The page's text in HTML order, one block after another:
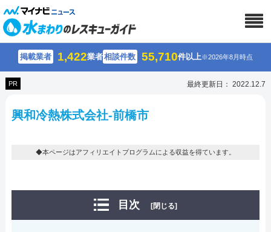
掲載業者 1,422業者相談件数 55,710件以上※2026年8月時点
PR 最終更新日： 2022.12.7
興和冷熱株式会社-前橋市
◆本ページはアフィリエイトプログラムによる収益を得ています。
目次 [閉じる]